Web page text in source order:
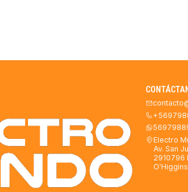
Electro
Av. San
2910796